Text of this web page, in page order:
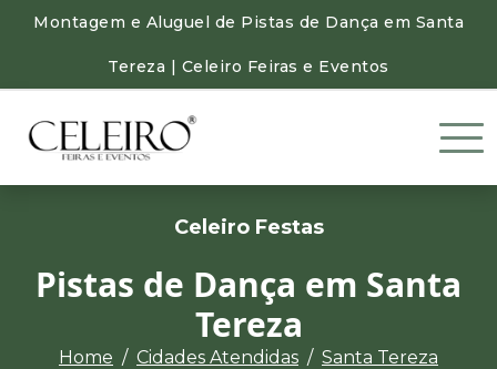
Montagem e Aluguel de Pistas de Dança em Santa
Tereza | Celeiro Feiras e Eventos
Celeiro Festas
Pistas de Dança em Santa
Tereza
Home Cidades Atendidas
Santa Tereza